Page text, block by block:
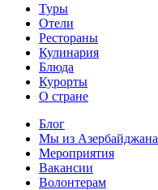
Туры
Отели
Рестораны
Кулинария
Блюда
Курорты
О стране
Блог
Мы из Азербайджана
Мероприятия
Вакансии
Волонтерам